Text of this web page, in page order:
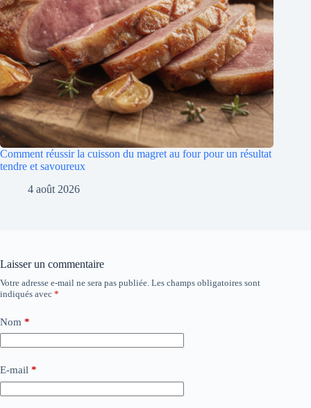
Comment réussir la cuisson du magret au four pour un résultat
tendre et savoureux
4 août 2026
Laisser un commentaire
Votre adresse e-mail ne sera pas publiée. Les champs obligatoires sont
indiqués avec *
Nom *
E-mail *